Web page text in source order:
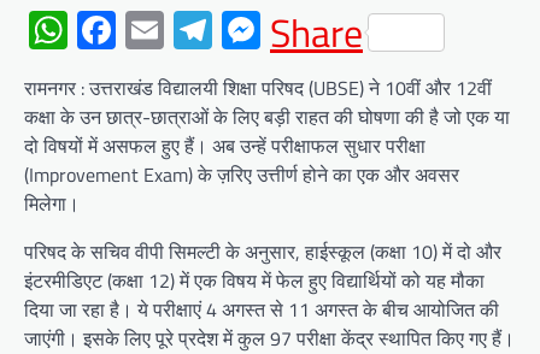
WhatsApp
Facebook
EmailTelegram
Messenger
Share
रामनगर : उत्तराखंड विद्यालयी शिक्षा परिषद (UBSE) ने 10वीं और 12वीं
कक्षा के उन छात्र-छात्राओं के लिए बड़ी राहत की घोषणा की है जो एक या
दो विषयों में असफल हुए हैं। अब उन्हें परीक्षाफल सुधार परीक्षा
(Improvement Exam) के ज़रिए उत्तीर्ण होने का एक और अवसर
मिलेगा।
परिषद के सचिव वीपी सिमल्टी के अनुसार, हाईस्कूल (कक्षा 10) में दो और
इंटरमीडिएट (कक्षा 12) में एक विषय में फेल हुए विद्यार्थियों को यह मौका
दिया जा रहा है। ये परीक्षाएं 4 अगस्त से 11 अगस्त के बीच आयोजित की
जाएंगी। इसके लिए पूरे प्रदेश में कुल 97 परीक्षा केंद्र स्थापित किए गए हैं।